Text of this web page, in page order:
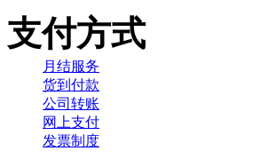
支付方式
月结服务
货到付款
公司转账
网上支付
发票制度